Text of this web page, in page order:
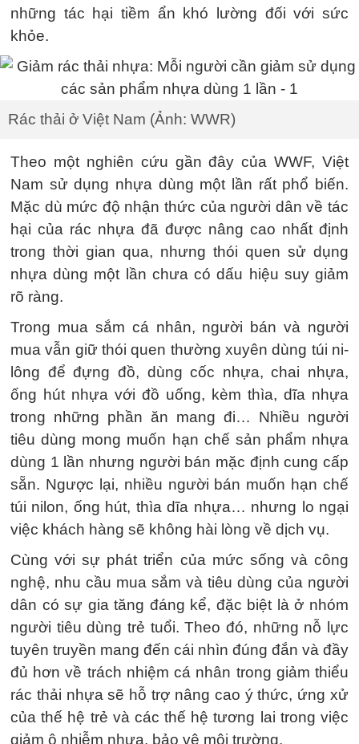
những tác hại tiềm ẩn khó lường đối với sức
khỏe.
Rác thải ở Việt Nam (Ảnh: WWR)
Theo một nghiên cứu gần đây của WWF, Việt
Nam sử dụng nhựa dùng một lần rất phổ biến.
Mặc dù mức độ nhận thức của người dân về tác
hại của rác nhựa đã được nâng cao nhất định
trong thời gian qua, nhưng thói quen sử dụng
nhựa dùng một lần chưa có dấu hiệu suy giảm
rõ ràng.
Trong mua sắm cá nhân, người bán và người
mua vẫn giữ thói quen thường xuyên dùng túi ni-
lông để đựng đồ, dùng cốc nhựa, chai nhựa,
ống hút nhựa với đồ uống, kèm thìa, dĩa nhựa
trong những phần ăn mang đi… Nhiều người
tiêu dùng mong muốn hạn chế sản phẩm nhựa
dùng 1 lần nhưng người bán mặc định cung cấp
sẵn. Ngược lại, nhiều người bán muốn hạn chế
túi nilon, ống hút, thìa dĩa nhựa… nhưng lo ngại
việc khách hàng sẽ không hài lòng về dịch vụ.
Cùng với sự phát triển của mức sống và công
nghệ, nhu cầu mua sắm và tiêu dùng của người
dân có sự gia tăng đáng kể, đặc biệt là ở nhóm
người tiêu dùng trẻ tuổi. Theo đó, những nỗ lực
tuyên truyền mang đến cái nhìn đúng đắn và đầy
đủ hơn về trách nhiệm cá nhân trong giảm thiểu
rác thải nhựa sẽ hỗ trợ nâng cao ý thức, ứng xử
của thế hệ trẻ và các thế hệ tương lai trong việc
giảm ô nhiễm nhựa, bảo vệ môi trường.